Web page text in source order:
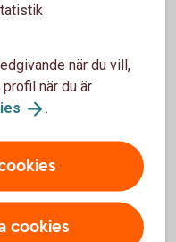
betalterminalen?
ett
när du vill,
när du är
.
cookies